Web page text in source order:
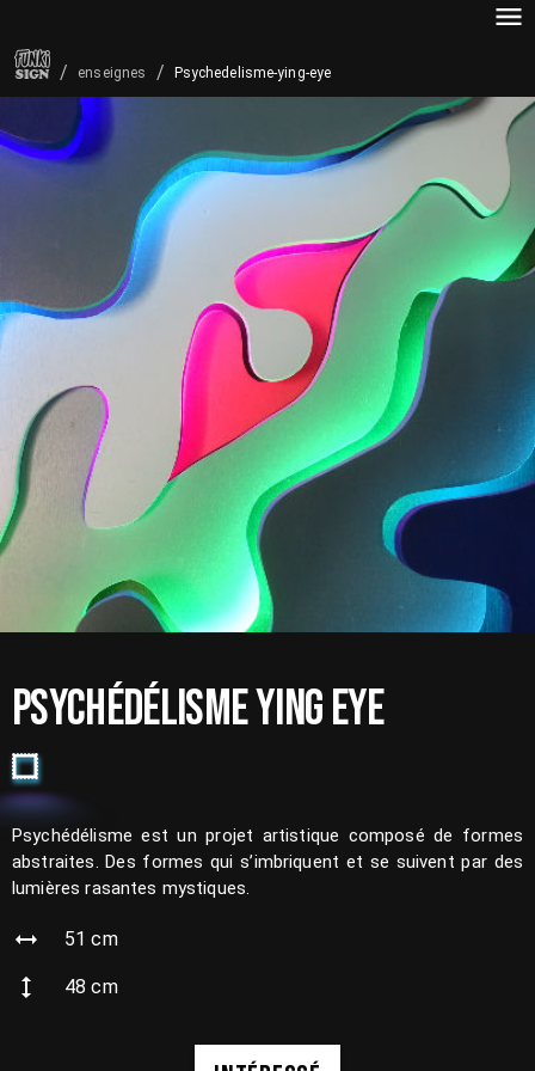
/ enseignes / Psychedelisme-ying-eye
PSYCHÉDÉLISME YING EYE
Psychédélisme est un projet artistique composé de formes
abstraites. Des formes qui s’imbriquent et se suivent par des
lumières rasantes mystiques.
51 cm
48 cm